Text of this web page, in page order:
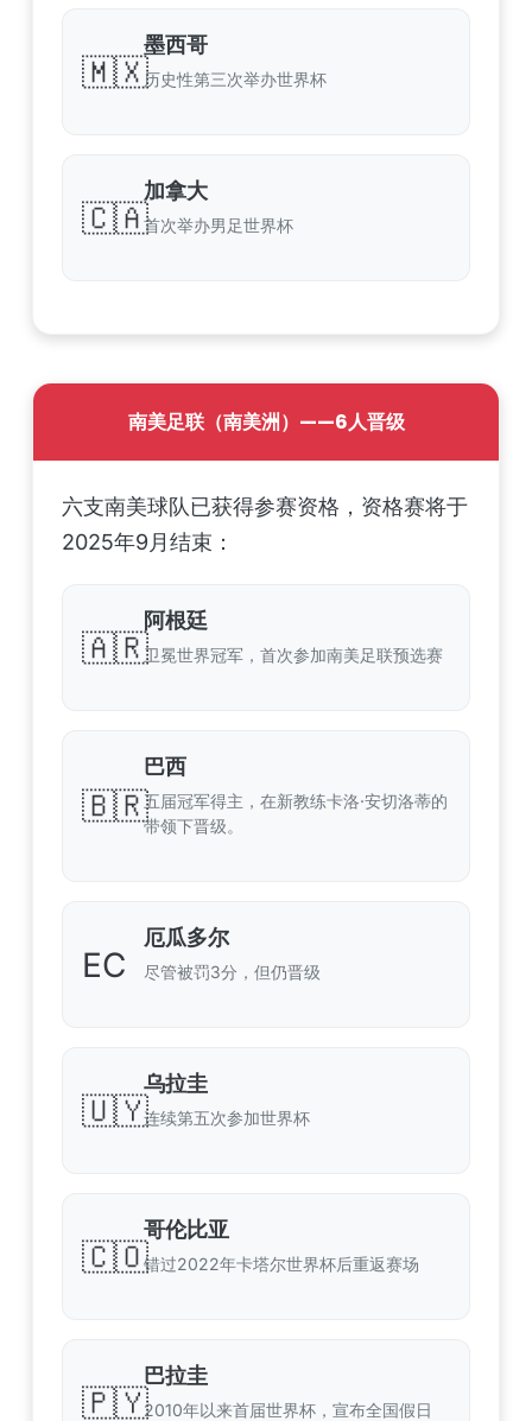
🇲🇽
墨西哥
历史性第三次举办世界杯
🇨🇦
加拿大
首次举办男足世界杯
南美足联（南美洲）——6人晋级
六支南美球队已获得参赛资格，资格赛将于
2025年9月结束：
🇦🇷
阿根廷
卫冕世界冠军，首次参加南美足联预选赛
🇧🇷
巴西
五届冠军得主，在新教练卡洛·安切洛蒂的
带领下晋级。
EC
厄瓜多尔
尽管被罚3分，但仍晋级
🇺🇾
乌拉圭
连续第五次参加世界杯
🇨🇴
哥伦比亚
错过2022年卡塔尔世界杯后重返赛场
🇵🇾
巴拉圭
2010年以来首届世界杯，宣布全国假日